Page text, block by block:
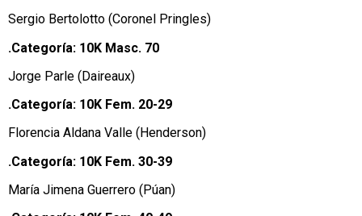
Sergio Bertolotto (Coronel Pringles)
.Categoría: 10K Masc. 70
Jorge Parle (Daireaux)
.Categoría: 10K Fem. 20-29
Florencia Aldana Valle (Henderson)
.Categoría: 10K Fem. 30-39
María Jimena Guerrero (Púan)